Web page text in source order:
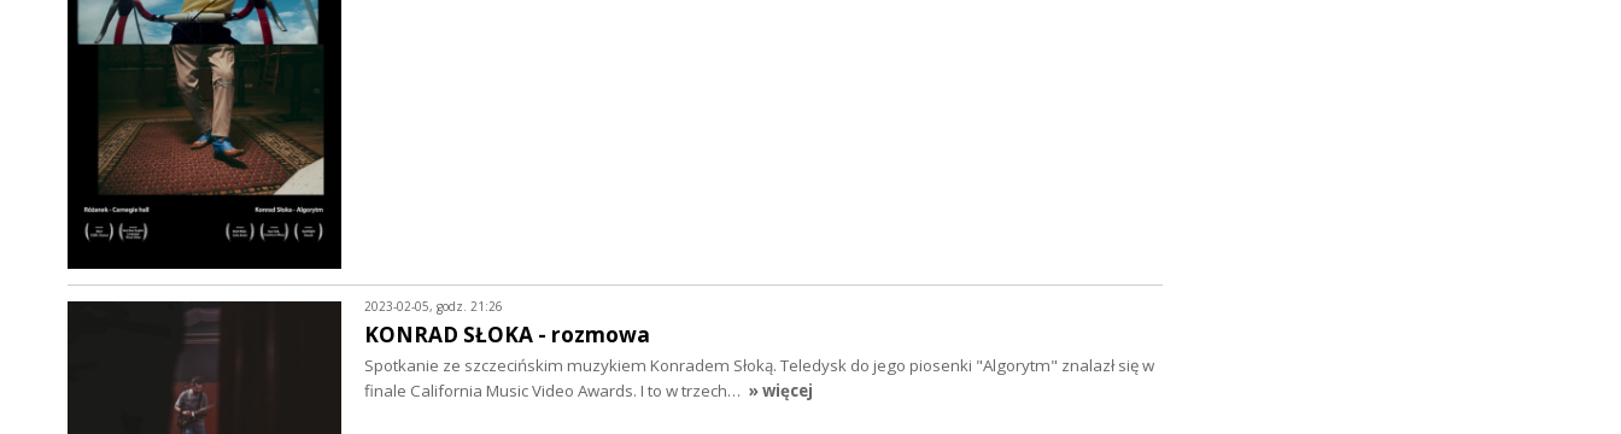
2023-02-05, godz. 21:26
KONRAD SŁOKA - rozmowa
Spotkanie ze szczecińskim muzykiem Konradem Słoką. Teledysk do jego piosenki "Algorytm" znalazł się w
finale California Music Video Awards. I to w trzech… » więcej